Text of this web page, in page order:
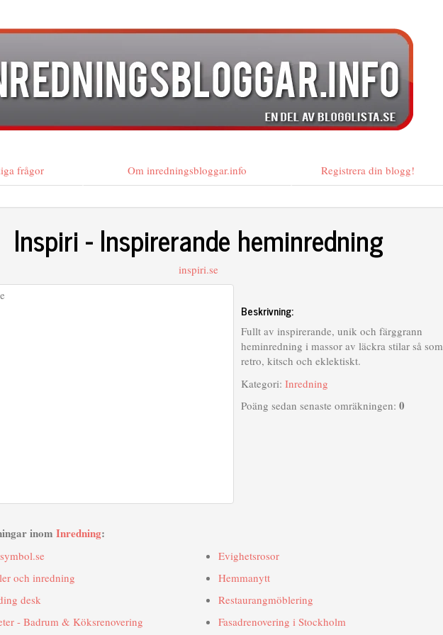
frågor Om inredningsbloggar.info Registrera din blogg!
Inspiri - Inspirerande heminredning
inspiri.se
Beskrivning:
Fullt av inspirerande, unik och färggrann
heminredning i massor av läckra stilar så som
retro, kitsch och eklektiskt.
Kategori: Inredning
Poäng sedan senaste omräkningen: 0
inom Inredning:
och inredning
desk
- Badrum & Köksrenovering
Evighetsrosor
Hemmanytt
Restaurangmöblering
Fasadrenovering i Stockholm